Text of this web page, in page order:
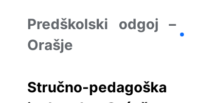
Predškolski odgoj –
Orašje
Stručno-pedagoška